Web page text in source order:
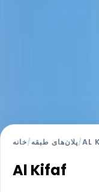
خانه/پلان‌های طبقه/AL
Al Kifaf